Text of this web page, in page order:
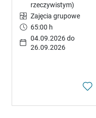
rzeczywistym)
Zajęcia grupowe
65:00 h
04.09.2026 do
26.09.2026